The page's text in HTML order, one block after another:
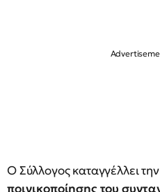
Ο Σύλλογος καταγγέλλει την
ποινικοποίησης του